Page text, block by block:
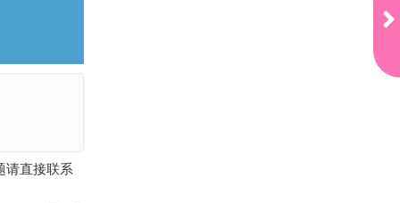
请直接联系